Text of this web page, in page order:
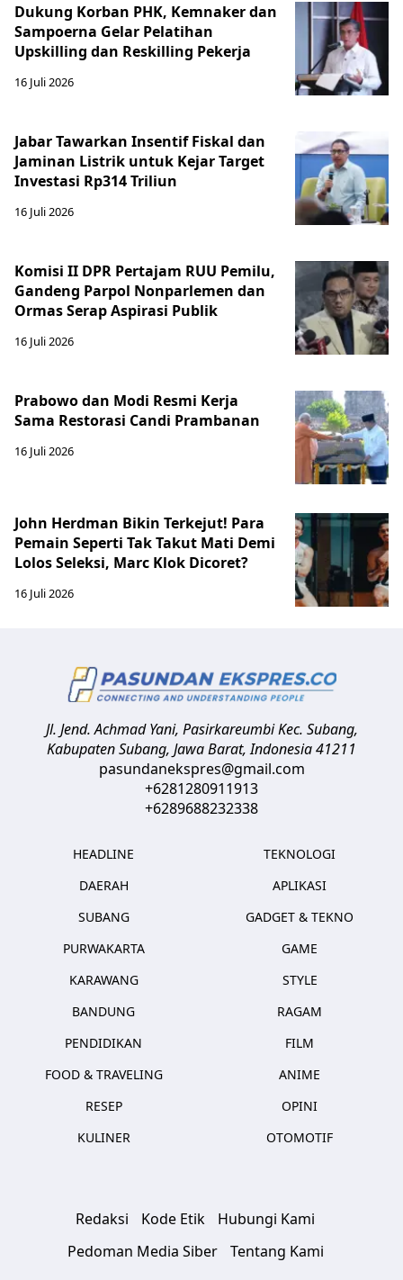
Dukung Korban PHK, Kemnaker dan
Sampoerna Gelar Pelatihan
Upskilling dan Reskilling Pekerja
16 Juli 2026
Jabar Tawarkan Insentif Fiskal dan
Jaminan Listrik untuk Kejar Target
Investasi Rp314 Triliun
16 Juli 2026
Komisi II DPR Pertajam RUU Pemilu,
Gandeng Parpol Nonparlemen dan
Ormas Serap Aspirasi Publik
16 Juli 2026
Prabowo dan Modi Resmi Kerja
Sama Restorasi Candi Prambanan
16 Juli 2026
John Herdman Bikin Terkejut! Para
Pemain Seperti Tak Takut Mati Demi
Lolos Seleksi, Marc Klok Dicoret?
16 Juli 2026
Jl. Jend. Achmad Yani, Pasirkareumbi Kec. Subang,
Kabupaten Subang, Jawa Barat,Indonesia41211
pasundanekspres@gmail.com
+6281280911913
+6289688232338
HEADLINE
DAERAH
SUBANG
PURWAKARTA
KARAWANG
BANDUNG
PENDIDIKAN
FOOD & TRAVELING
RESEP
KULINER
TEKNOLOGI
APLIKASI
GADGET & TEKNO
GAME
STYLE
RAGAM
FILM
ANIME
OPINI
OTOMOTIF
Redaksi Kode Etik
Hubungi Kami
Pedoman Media Siber
Tentang Kami